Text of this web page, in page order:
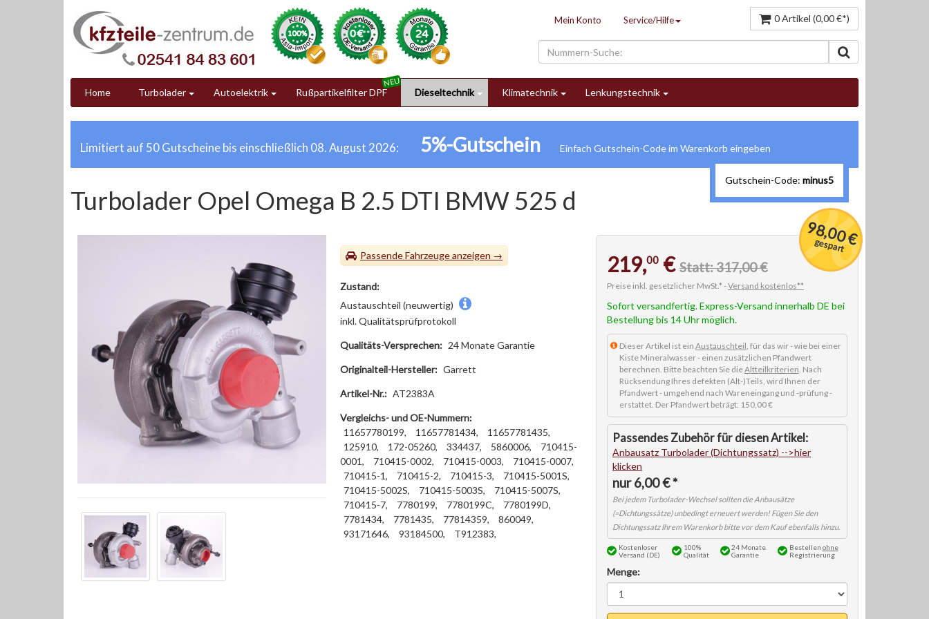
Mein Konto Service/Hilfe 0 Artikel (0,00 €*)
Home Turbolader Autoelektrik Rußpartikelfilter DPF Dieseltechnik Klimatechnik Lenkungstechnik
Limitiert auf 50 Gutscheine bis einschließlich 08. August 2026: 5%-Gutschein
Gutschein-Code: minus5
Turbolader Opel Omega B 2.5 DTI BMW 525 d
Passende Fahrzeuge
Zustand:
Austauschteil (neuwertig)
inkl. Qualitätsprüfprotokoll
Qualitäts-Versprechen: 24 Monate Garantie
Originalteil-Hersteller: Garrett
Artikel-Nr.: AT2383A
Vergleichs- und OE-Nummern:
11657780199,
11657781434,
11657781435,
125910,
172-05260, 334437, 5860006,
710415-
0001,
710415-0002, 710415-0003,
710415-0007,
710415-1,
710415-2, 710415-3,
710415-5001S,
710415-5002S,
710415-5003S,
710415-5007S,
710415-7,
7780199, 7780199C,
7780199D,
7781434,
7781435, 77814359,
860049,
93171646,
93184500, T912383,
98,00 €
gespart
219,00 € Statt: 317,00 €
Preise inkl. gesetzlicher MwSt.* -Versand kostenlos**
Sofort versandfertig. Express-Versand innerhalb DE bei
Bestellung bis 14 Uhr möglich.
Dieser Artikel ist ein Austauschteil, für das wir - wie bei einer
Kiste Mineralwasser - einen zusätzlichen Pfandwert
berechnen. Bitte beachten Sie dieAltteilkriterien. Nach
Rücksendung Ihres defekten (Alt-)Teils, wird Ihnen der
Pfandwert - umgehend nach Wareneingang und -prüfung -
erstattet. Der Pfandwert beträgt: 150,00 €
Anbausatz Turbolader
6,00 € *
Kostenloser
Versand (DE)
100%
Qualität
24 Monate
Garantie
Bestellen ohne
Registrierung
Menge: